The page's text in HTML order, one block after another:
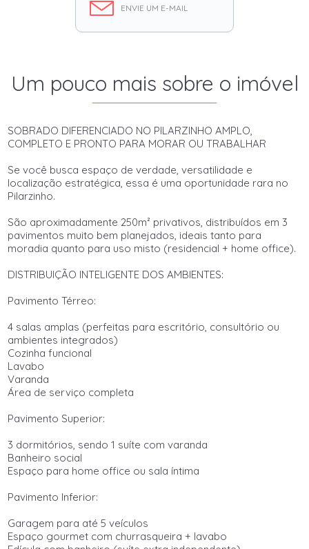
ENVIE UM E-MAIL
Um pouco mais sobre o imóvel
SOBRADO DIFERENCIADO NO PILARZINHO AMPLO,
COMPLETO E PRONTO PARA MORAR OU TRABALHAR
Se você busca espaço de verdade, versatilidade e
localização estratégica, essa é uma oportunidade rara no
Pilarzinho.
São aproximadamente 250m² privativos, distribuídos em 3
pavimentos muito bem planejados, ideais tanto para
moradia quanto para uso misto (residencial + home office).
DISTRIBUIÇÃO INTELIGENTE DOS AMBIENTES:
Pavimento Térreo:
4 salas amplas (perfeitas para escritório, consultório ou
ambientes integrados)
Cozinha funcional
Lavabo
Varanda
Área de serviço completa
Pavimento Superior:
3 dormitórios, sendo 1 suíte com varanda
Banheiro social
Espaço para home office ou sala íntima
Pavimento Inferior:
Garagem para até 5 veículos
Espaço gourmet com churrasqueira + lavabo